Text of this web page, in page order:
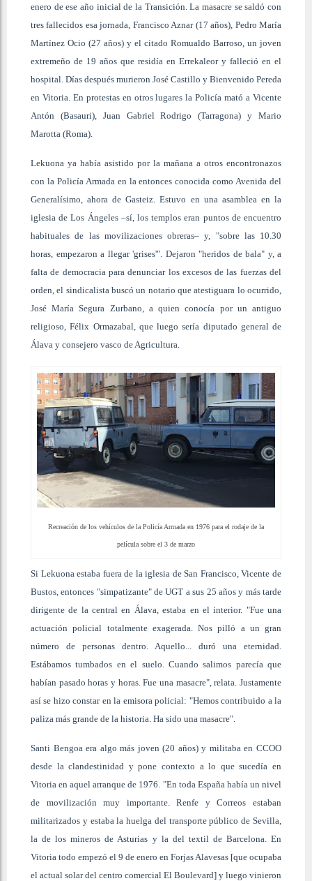
enero de ese año inicial de la Transición. La masacre se saldó con
tres fallecidos esa jornada, Francisco Aznar (17 años), Pedro María
Martínez Ocio (27 años) y el citado Romualdo Barroso, un joven
extremeño de 19 años que residía en Errekaleor y falleció en el
hospital. Días después murieron José Castillo y Bienvenido Pereda
en Vitoria. En protestas en otros lugares la Policía mató a Vicente
Antón (Basauri), Juan Gabriel Rodrigo (Tarragona) y Mario
Marotta (Roma).
Lekuona ya había asistido por la mañana a otros encontronazos
con la Policía Armada en la entonces conocida como Avenida del
Generalísimo, ahora de Gasteiz. Estuvo en una asamblea en la
iglesia de Los Ángeles –sí, los templos eran puntos de encuentro
habituales de las movilizaciones obreras– y, "sobre las 10.30
horas, empezaron a llegar 'grises'". Dejaron "heridos de bala" y, a
falta de democracia para denunciar los excesos de las fuerzas del
orden, el sindicalista buscó un notario que atestiguara lo ocurrido,
José María Segura Zurbano, a quien conocía por un antiguo
religioso, Félix Ormazabal, que luego sería diputado general de
Álava y consejero vasco de Agricultura.
Recreación de los vehículos de la Policía Armada en 1976 para el rodaje de la
película sobre el 3 de marzo
Si Lekuona estaba fuera de la iglesia de San Francisco, Vicente de
Bustos, entonces "simpatizante" de UGT a sus 25 años y más tarde
dirigente de la central en Álava, estaba en el interior. "Fue una
actuación policial totalmente exagerada. Nos pilló a un gran
número de personas dentro. Aquello... duró una eternidad.
Estábamos tumbados en el suelo. Cuando salimos parecía que
habían pasado horas y horas. Fue una masacre", relata. Justamente
así se hizo constar en la emisora policial: "Hemos contribuido a la
paliza más grande de la historia. Ha sido una masacre".
Santi Bengoa era algo más joven (20 años) y militaba en CCOO
desde la clandestinidad y pone contexto a lo que sucedía en
Vitoria en aquel arranque de 1976. "En toda España había un nivel
de movilización muy importante. Renfe y Correos estaban
militarizados y estaba la huelga del transporte público de Sevilla,
la de los mineros de Asturias y la del textil de Barcelona. En
Vitoria todo empezó el 9 de enero en Forjas Alavesas [que ocupaba
el actual solar del centro comercial El Boulevard] y luego vinieron